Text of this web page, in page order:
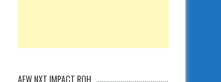
AEW NXT IMPACT ROH